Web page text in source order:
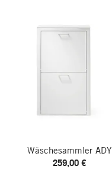
Wäschesammler ADY
259,00 €